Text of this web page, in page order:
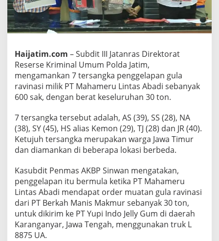
n
g
k
u
K
o
m
p
l
o
t
n
P
e
n
g
e
l
a
p
a
n
3
Haijatim.com – Subdit III Jatanras Direktorat
Reserse Kriminal Umum Polda Jatim,
mengamankan 7 tersangka penggelapan gula
ravinasi milik PT Mahameru Lintas Abadi sebanyak
600 sak, dengan berat keseluruhan 30 ton.
7 tersangka tersebut adalah, AS (39), SS (28), NA
(38), SY (45), HS alias Kemon (29), TJ (28) dan JR (40).
Ketujuh tersangka merupakan warga Jawa Timur
dan diamankan di beberapa lokasi berbeda.
Kasubdit Penmas AKBP Sinwan mengatakan,
penggelapan itu bermula ketika PT Mahameru
Lintas Abadi mendapat order muatan gula ravinasi
dari PT Berkah Manis Makmur sebanyak 30 ton,
untuk dikirim ke PT Yupi Indo Jelly Gum di daerah
Karanganyar, Jawa Tengah, menggunakan truk L
8875 UA.